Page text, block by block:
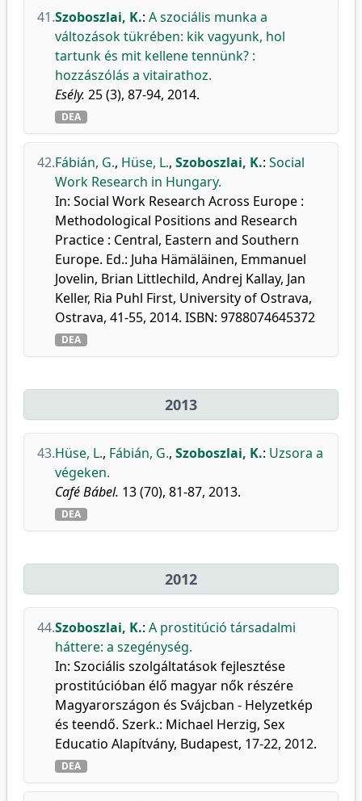
41.Szoboszlai, K.: A szociális munka a
változások tükrében: kik vagyunk, hol
tartunk és mit kellene tennünk? :
hozzászólás a vitairathoz.
Esély. 25 (3), 87-94, 2014.
DEA
42.Fábián, G., Hüse, L., Szoboszlai, K.: Social
Work Research in Hungary.
In: Social Work Research Across Europe :
Methodological Positions and Research
Practice : Central, Eastern and Southern
Europe. Ed.: Juha Hämäläinen, Emmanuel
Jovelin, Brian Littlechild, Andrej Kallay, Jan
Keller, Ria Puhl First, University of Ostrava,
Ostrava, 41-55, 2014. ISBN: 9788074645372
DEA
2013
43.Hüse, L., Fábián, G., Szoboszlai, K.: Uzsora a
végeken.
Café Bábel. 13 (70), 81-87, 2013.
DEA
2012
44.Szoboszlai, K.: A prostitúció társadalmi
háttere: a szegénység.
In: Szociális szolgáltatások fejlesztése
prostitúcióban élő magyar nők részére
Magyarországon és Svájcban - Helyzetkép
és teendő. Szerk.: Michael Herzig, Sex
Educatio Alapítvány, Budapest, 17-22, 2012.
DEA